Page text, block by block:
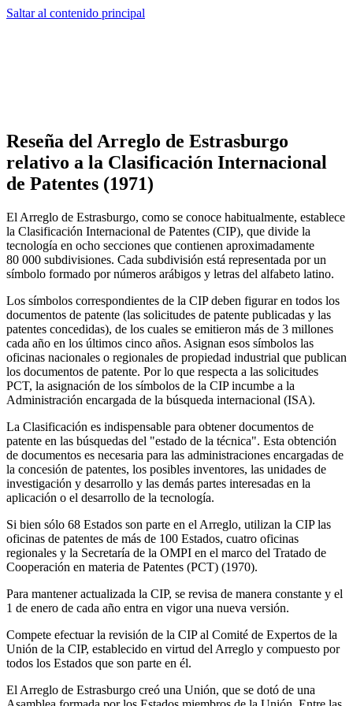
Saltar al contenido principal
Reseña del Arreglo de Estrasburgo
relativo a la Clasificación Internacional
de Patentes (1971)
El Arreglo de Estrasburgo, como se conoce habitualmente, establece
la Clasificación Internacional de Patentes (CIP), que divide la
tecnología en ocho secciones que contienen aproximadamente
80 000 subdivisiones. Cada subdivisión está representada por un
símbolo formado por números arábigos y letras del alfabeto latino.
Los símbolos correspondientes de la CIP deben figurar en todos los
documentos de patente (las solicitudes de patente publicadas y las
patentes concedidas), de los cuales se emitieron más de 3 millones
cada año en los últimos cinco años. Asignan esos símbolos las
oficinas nacionales o regionales de propiedad industrial que publican
los documentos de patente. Por lo que respecta a las solicitudes
PCT, la asignación de los símbolos de la CIP incumbe a la
Administración encargada de la búsqueda internacional (ISA).
La Clasificación es indispensable para obtener documentos de
patente en las búsquedas del "estado de la técnica". Esta obtención
de documentos es necesaria para las administraciones encargadas de
la concesión de patentes, los posibles inventores, las unidades de
investigación y desarrollo y las demás partes interesadas en la
aplicación o el desarrollo de la tecnología.
Si bien sólo 68 Estados son parte en el Arreglo, utilizan la CIP las
oficinas de patentes de más de 100 Estados, cuatro oficinas
regionales y la Secretaría de la OMPI en el marco del Tratado de
Cooperación en materia de Patentes (PCT) (1970).
Para mantener actualizada la CIP, se revisa de manera constante y el
1 de enero de cada año entra en vigor una nueva versión.
Compete efectuar la revisión de la CIP al Comité de Expertos de la
Unión de la CIP, establecido en virtud del Arreglo y compuesto por
todos los Estados que son parte en él.
El Arreglo de Estrasburgo creó una Unión, que se dotó de una